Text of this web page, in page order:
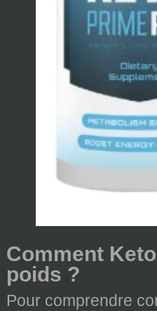
Comment
poids ?
Pour comprendre